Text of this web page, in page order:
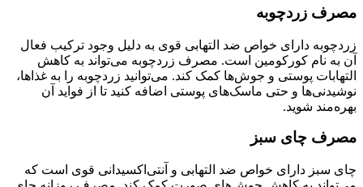
مصرف زردچوبه
زردچوبه دارای خواص ضد التهابی قوی به دلیل وجود ترکیب فعال
آن به نام کورکومین است. مصرف زردچوبه می‌تواند به کاهش
التهابات پوستی و جوش‌ها کمک کند. می‌توانید زردچوبه را به غذاها،
نوشیدنی‌ها و حتی ماسک‌های پوستی اضافه کنید تا از فواید آن
بهره‌مند شوید.
مصرف چای سبز
چای سبز دارای خواص ضد التهابی و آنتی‌اکسیدانی قوی است که